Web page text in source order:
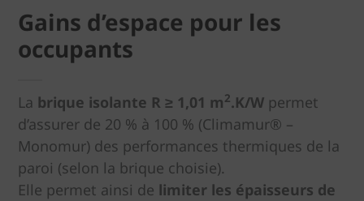
Gains d’espace pour les
occupants
La brique isolante R ≥ 1,01 m2.K/W permet
d’assurer de 20 % à 100 % (Climamur® –
Monomur) des performances thermiques de la
paroi (selon la brique choisie).
Elle permet ainsi de limiter les épaisseurs de